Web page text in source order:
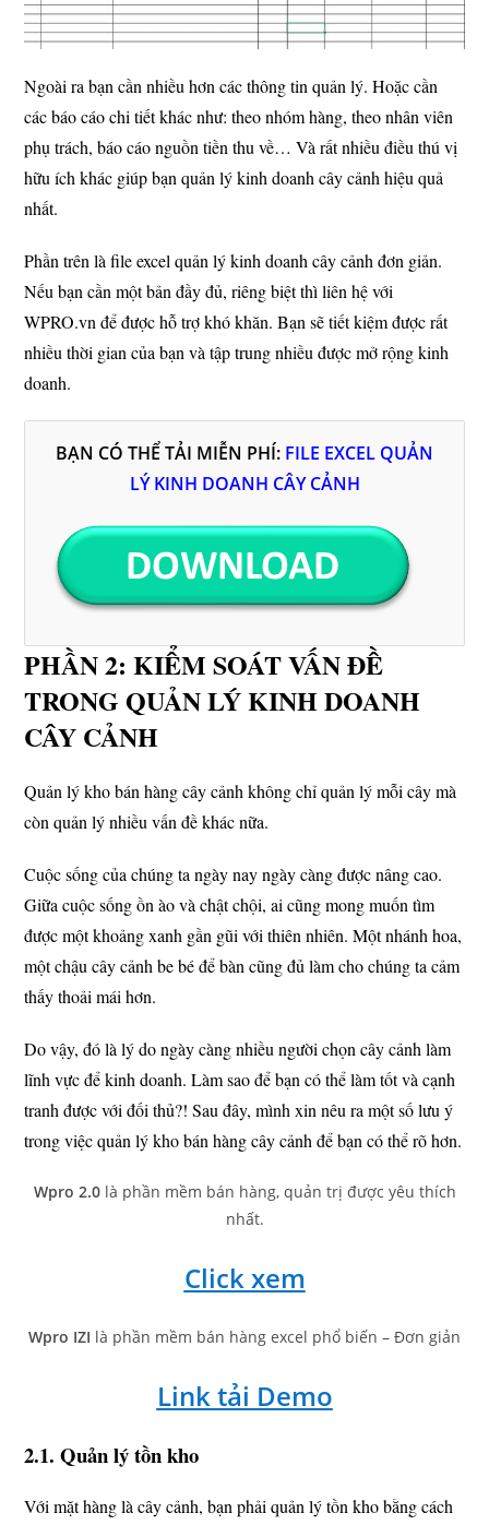
Ngoài ra bạn cần nhiều hơn các thông tin quản lý. Hoặc cần
các báo cáo chi tiết khác như: theo nhóm hàng, theo nhân viên
phụ trách, báo cáo nguồn tiền thu về… Và rất nhiều điều thú vị
hữu ích khác giúp bạn quản lý kinh doanh cây cảnh hiệu quả
nhất.
Phần trên là file excel quản lý kinh doanh cây cảnh đơn giản.
Nếu bạn cần một bản đầy đủ, riêng biệt thì liên hệ với
WPRO.vn để được hỗ trợ khó khăn. Bạn sẽ tiết kiệm được rất
nhiều thời gian của bạn và tập trung nhiều được mở rộng kinh
doanh.
BẠN CÓ THỂ TẢI MIỄN PHÍ: FILE EXCEL QUẢN
LÝ KINH DOANH CÂY CẢNH
PHẦN 2: KIỂM SOÁT VẤN ĐỀ
TRONG QUẢN LÝ KINH DOANH
CÂY CẢNH
Quản lý kho bán hàng cây cảnh không chỉ quản lý mỗi cây mà
còn quản lý nhiều vấn đề khác nữa.
Cuộc sống của chúng ta ngày nay ngày càng được nâng cao.
Giữa cuộc sống ồn ào và chật chội, ai cũng mong muốn tìm
được một khoảng xanh gần gũi với thiên nhiên. Một nhánh hoa,
một chậu cây cảnh be bé để bàn cũng đủ làm cho chúng ta cảm
thấy thoải mái hơn.
Do vậy, đó là lý do ngày càng nhiều người chọn cây cảnh làm
lĩnh vực để kinh doanh. Làm sao để bạn có thể làm tốt và cạnh
tranh được với đối thủ?! Sau đây, mình xin nêu ra một số lưu ý
trong việc quản lý kho bán hàng cây cảnh để bạn có thể rõ hơn.
Wpro 2.0là phần mềm bán hàng, quản trị được yêu thích
nhất.
Click xem
Wpro IZI là phần mềm bán hàng excel phổ biến – Đơn giản
Link tải Demo
2.1. Quản lý tồn kho
Với mặt hàng là cây cảnh, bạn phải quản lý tồn kho bằng cách